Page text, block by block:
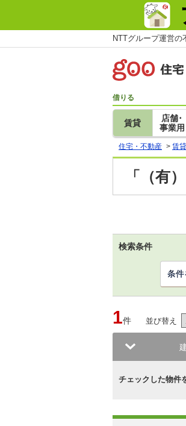
NTTグループ運営の
借りる
賃貸
店舗･
事業用
住宅・不動産 > 賃貸
「（有
検索条件
条件
1件 並び替え
チェックした物件